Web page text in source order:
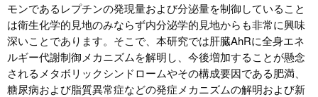
モンであるレプチンの発現量および分泌量を制御していること
は衛生化学的見地のみならず内分泌学的見地からも非常に興味
深いことであります。そこで、本研究では肝臓AhRに全身エネ
ルギー代謝制御メカニズムを解明し、今後増加することが懸念
されるメタボリックシンドロームやその構成要因である肥満、
糖尿病および脂質異常症などの発症メカニズムの解明および新